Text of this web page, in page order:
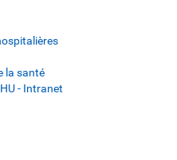
la santé
- Intranet